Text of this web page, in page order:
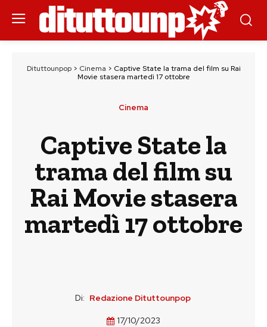
Dituttounpop> Cinema > Captive State la trama del film su Rai
Movie stasera martedì 17 ottobre
Cinema
Captive State la
trama del film su
Rai Movie stasera
martedì 17 ottobre
Di: Redazione Dituttounpop
17/10/2023